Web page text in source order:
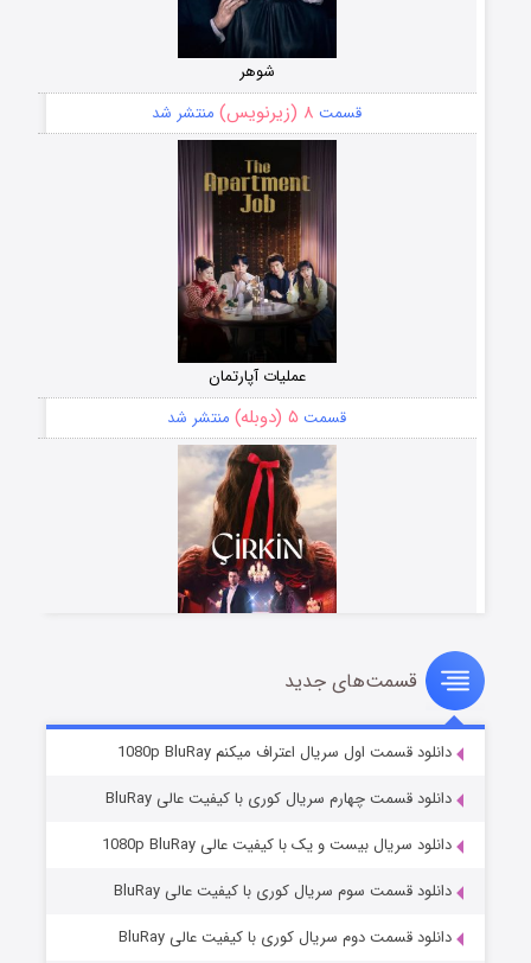
شوهر
قسمت ۸ (زیرنویس) منتشر شد
عملیات آپارتمان
قسمت ۵ (دوبله) منتشر شد
سریال زشت
قسمت۲ (زیرنویس) منتشر شد
قسمت‌های جدید
دانلود قسمت اول سریال اعتراف میکنم 1080p BluRay
دانلود قسمت چهارم سریال کوری با کیفیت عالی BluRay
دانلود سریال بیست و یک با کیفیت عالی 1080p BluRay
دانلود قسمت سوم سریال کوری با کیفیت عالی BluRay
دانلود قسمت دوم سریال کوری با کیفیت عالی BluRay